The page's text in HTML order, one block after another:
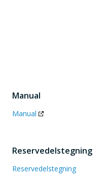
Manual
Manual
Reservedelstegning
Reservedelstegning